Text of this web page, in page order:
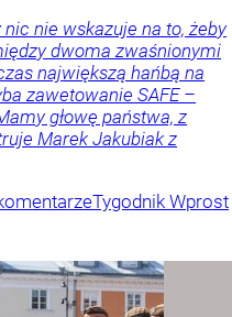
nie wskazuje na to, żeby
dwoma zwaśnionymi
największą hańbą na
zawetowanie SAFE –
głowę państwa, z
Marek Jakubiak z
Tygodnik Wprost